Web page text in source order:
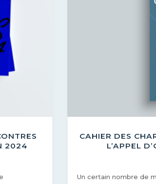
2024
CAHIER DES
L’APPEL
Un certain nombre de